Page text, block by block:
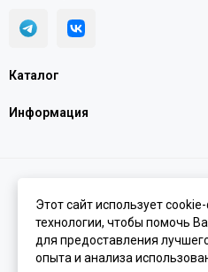
Каталог
Информация
одежда премиум
Этот сайт использует
технологии, чтобы помочь
для предоставления
опыта и анализа